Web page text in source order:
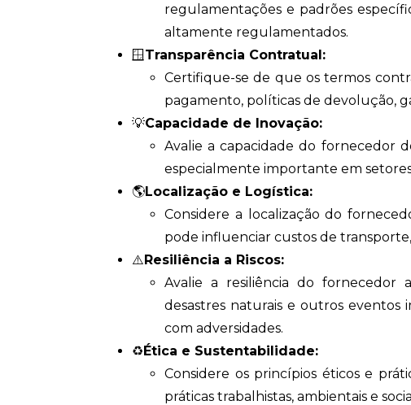
regulamentações e padrões
altamente regulamentados.
🪟 Transparência Contratual:
Certifique-se de que os termos
pagamento, políticas de devolução,
💡Capacidade de Inovação:
Avalie a capacidade do fornecedor
especialmente importante em
🌎Localização e Logística:
Considere a localização do
pode influenciar custos de
⚠️Resiliência a Riscos:
Avalie a resiliência do fornecedor
desastres naturais e outros eventos
com adversidades.
♻️Ética e Sustentabilidade:
Considere os princípios éticos e
práticas trabalhistas, ambientais e